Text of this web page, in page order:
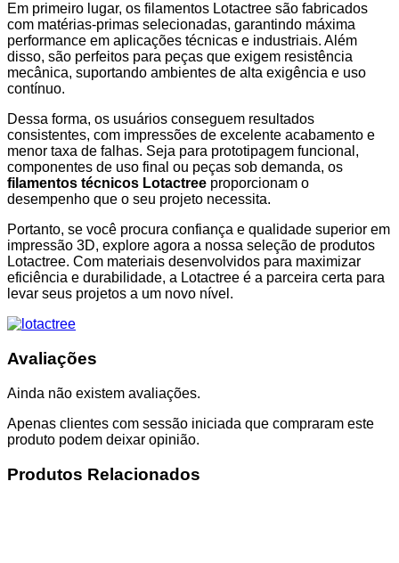
Em primeiro lugar, os filamentos Lotactree são fabricados
com matérias-primas selecionadas, garantindo máxima
performance em aplicações técnicas e industriais. Além
disso, são perfeitos para peças que exigem resistência
mecânica, suportando ambientes de alta exigência e uso
contínuo.
Dessa forma, os usuários conseguem resultados
consistentes, com impressões de excelente acabamento e
menor taxa de falhas. Seja para prototipagem funcional,
componentes de uso final ou peças sob demanda, os
filamentos técnicos Lotactree proporcionam o
desempenho que o seu projeto necessita.
Portanto, se você procura confiança e qualidade superior em
impressão 3D, explore agora a nossa seleção de produtos
Lotactree. Com materiais desenvolvidos para maximizar
eficiência e durabilidade, a Lotactree é a parceira certa para
levar seus projetos a um novo nível.
Avaliações
Ainda não existem avaliações.
Apenas clientes com sessão iniciada que compraram este
produto podem deixar opinião.
Produtos Relacionados